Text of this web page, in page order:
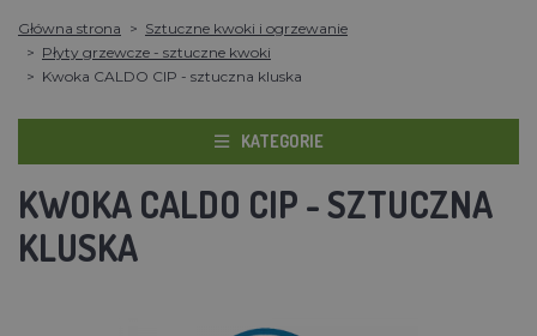
Główna strona
Sztuczne kwoki i ogrzewanie
Płyty grzewcze - sztuczne kwoki
Kwoka CALDO CIP - sztuczna kluska
KATEGORIE
KWOKA CALDO CIP - SZTUCZNA
KLUSKA